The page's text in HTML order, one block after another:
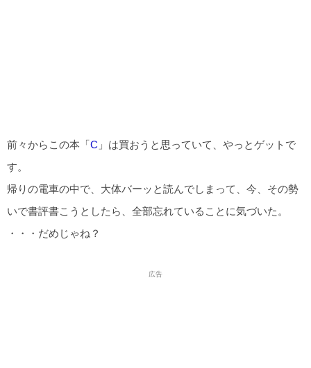
前々からこの本「C 」は買おうと思っていて、やっとゲットで
す。
帰りの電車の中で、大体バーッと読んでしまって、今、その勢
いで書評書こうとしたら、全部忘れていることに気づいた。
・・・だめじゃね？
広告